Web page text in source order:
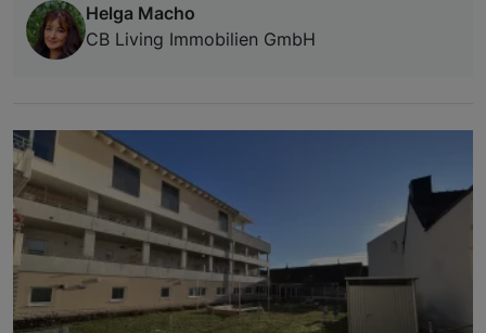
Helga Macho
CB Living Immobilien GmbH